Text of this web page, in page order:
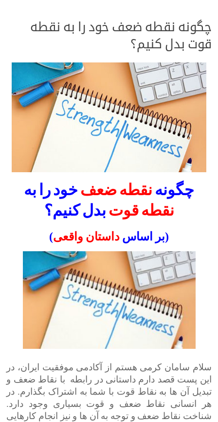
چگونه نقطه ضعف خود را به نقطه
قوت بدل کنیم؟
چگونه نقطه ضعف خود را به
نقطه قوت بدل کنیم؟
(بر اساس داستان واقعی)
سلام سامان کرمی هستم از آکادمی موفقیت ایران، در
این پست قصد دارم داستانی در رابطه با نقاط ضعف و
تبدیل آن ها به نقاط قوت با شما به اشتراک بگذارم. در
هر انسانی نقاط ضعف و قوت بسیاری وجود دارد.
شناخت نقاط ضعف و توجه به آن ها و نیز انجام کارهایی